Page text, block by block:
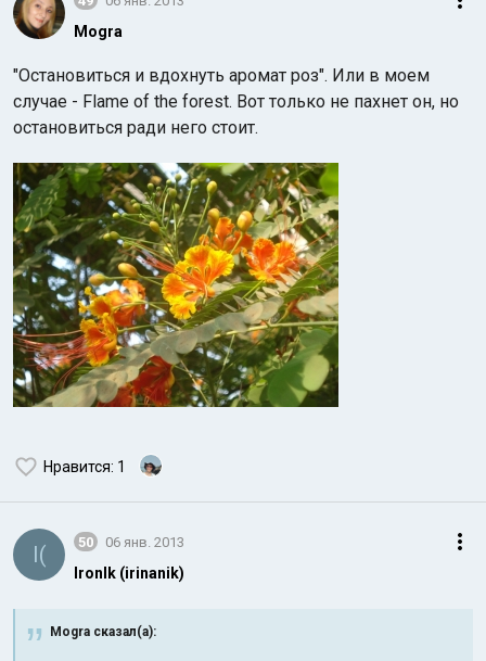
Mogra
"Остановиться и вдохнуть аромат роз". Или в моем
случае - Flame of the forest. Вот только не пахнет он, но
остановиться ради него стоит.
Нравится: 1
I( 50 06 янв. 2013
IronIk (irinanik)
Mogra сказал(а):